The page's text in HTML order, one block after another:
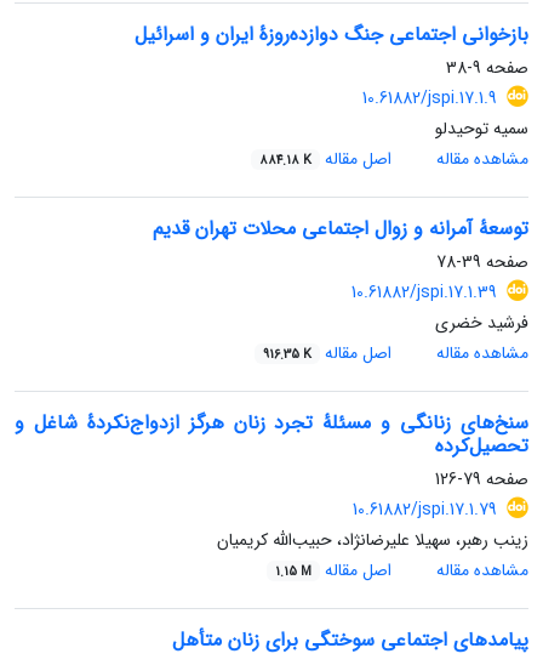
بازخوانی اجتماعی جنگ دوازده‌روزۀ ایران و اسرائیل
صفحه 9-38
‎ ‎ 10.61882/jspi.17.1.9
سمیه توحیدلو
مشاهده مقاله
اصل مقاله 884.18 K
توسعۀ آمرانه و زوال اجتماعی محلات تهران قدیم
صفحه 39-78
‎ ‎ 10.61882/jspi.17.1.39
فرشید خضری
مشاهده مقاله
اصل مقاله 916.35 K
سنخ‌های زنانگی و مسئلۀ تجرد زنان هرگز ازدواج‌نکردۀ شاغل و
تحصیل‌کرده
صفحه 79-126
10.61882/jspi.17.1.79
زینب رهبر، سهیلا علیرضانژاد، حبیب‌الله کریمیان
مشاهده مقاله
اصل مقاله 1.15 M
پیامدهای اجتماعی سوختگی برای زنان متأهل